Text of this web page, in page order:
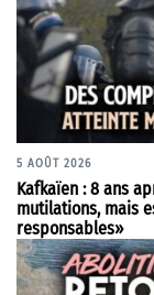
5 AOÛT 2026
Kafkaïen : 8 ans
mutilations, mais
responsables»